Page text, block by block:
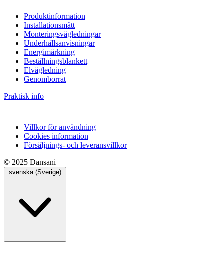
Produktinformation
Installationsmått
Monteringsvägledningar
Underhållsanvisningar
Energimärkning
Beställningsblankett
Elvägledning
Genomborrat
Praktisk info
Villkor för användning
Cookies information
Försäljnings- och leveransvillkor
© 2025 Dansani
svenska (Sverige)